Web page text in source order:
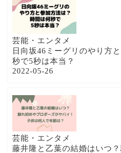
芸能・エンタメ
日向坂46ミーグリのやり方
秒で5秒は本当？
2022-05-26
芸能・エンタメ
藤井隆と乙葉の結婚はいつ